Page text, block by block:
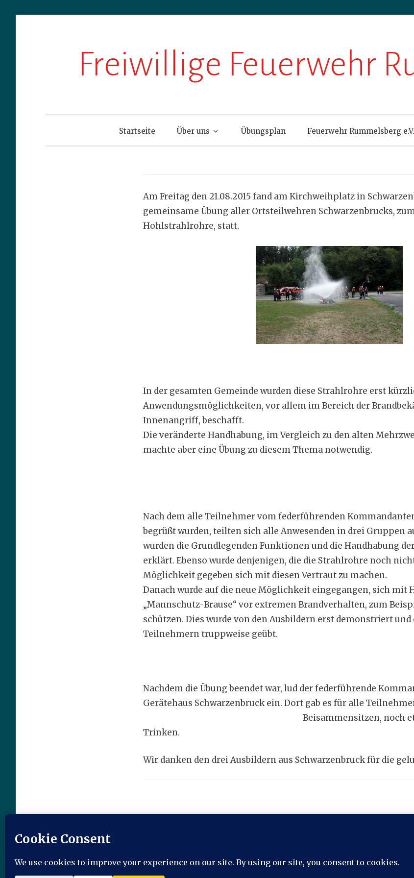
Freiwillige Feuerwehr
Startseite Über uns Übungsplan Feuerwehr Rummelsberg e.V.
Am Freitag den 21.08.2015 fand am Kirchweihplatz in
gemeinsame Übung aller Ortsteilwehren Schwarzenbrucks,
Hohlstrahlrohre, statt.
In der gesamten Gemeinde wurden diese Strahlrohre erst
Anwendungsmöglichkeiten, vor allem im Bereich der
Innenangriff, beschafft.
Die veränderte Handhabung, im Vergleich zu den alten
machte aber eine Übung zu diesem Thema notwendig.
Nach dem alle Teilnehmer vom federführenden
begrüßt wurden, teilten sich alle Anwesenden in drei Gruppen
wurden die Grundlegenden Funktionen und die Handhabung
erklärt. Ebenso wurde denjenigen, die die Strahlrohre noch
Möglichkeit gegeben sich mit diesen Vertraut zu machen.
Danach wurde auf die neue Möglichkeit eingegangen, sich mit
„Mannschutz-Brause“ vor extremen Brandverhalten, zum
schützen. Dies wurde von den Ausbildern erst demonstriert
Teilnehmern truppweise geübt.
Nachdem die Übung beendet war, lud der federführende
Gerätehaus Schwarzenbruck ein. Dort gab es für alle
Beisammensitzen, noch
Trinken.
Wir danken den drei Ausbildern aus Schwarzenbruck für die
Stolz präsentiert von WordPress |Theme: Toujours von